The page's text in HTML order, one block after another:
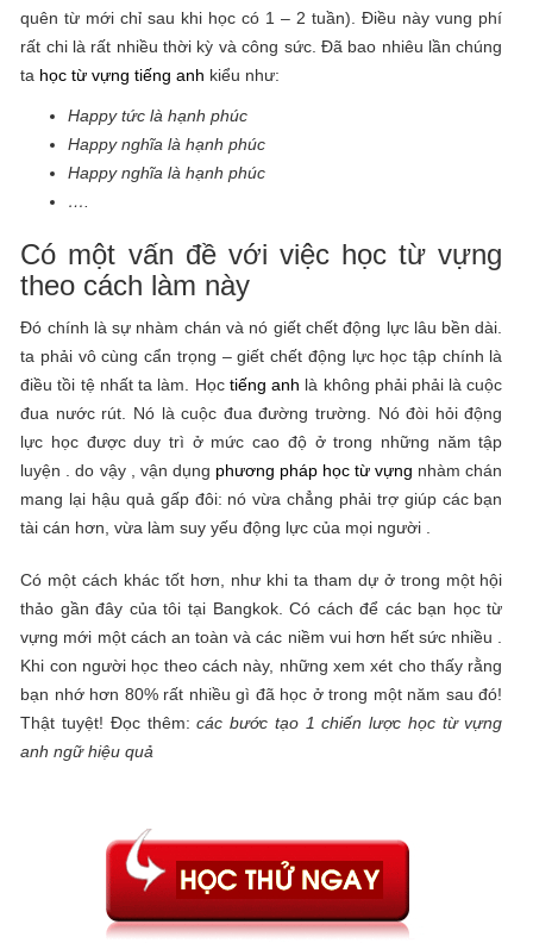
quên từ mới chỉ sau khi học có 1 – 2 tuần). Điều này vung phí
rất chi là rất nhiều thời kỳ và công sức. Đã bao nhiêu lần chúng
ta học từ vựng tiếng anh kiểu như:
Happy tức là hạnh phúc
Happy nghĩa là hạnh phúc
Happy nghĩa là hạnh phúc
….
Có một vấn đề với việc học từ vựng
theo cách làm này
Đó chính là sự nhàm chán và nó giết chết động lực lâu bền dài.
ta phải vô cùng cẩn trọng – giết chết động lực học tập chính là
điều tồi tệ nhất ta làm. Học tiếng anh là không phải phải là cuộc
đua nước rút. Nó là cuộc đua đường trường. Nó đòi hỏi động
lực học được duy trì ở mức cao độ ở trong những năm tập
luyện . do vậy , vận dụng phương pháp học từ vựng nhàm chán
mang lại hậu quả gấp đôi: nó vừa chẳng phải trợ giúp các bạn
tài cán hơn, vừa làm suy yếu động lực của mọi người .
Có một cách khác tốt hơn, như khi ta tham dự ở trong một hội
thảo gần đây của tôi tại Bangkok. Có cách để các bạn học từ
vựng mới một cách an toàn và các niềm vui hơn hết sức nhiều .
Khi con người học theo cách này, những xem xét cho thấy rằng
bạn nhớ hơn 80% rất nhiều gì đã học ở trong một năm sau đó!
Thật tuyệt! Đọc thêm:các bước tạo 1 chiến lược học từ vựng
anh ngữ hiệu quả